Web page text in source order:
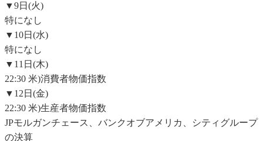
▼9日(火)
特になし
▼10日(水)
特になし
▼11日(木)
22:30 米)消費者物価指数
▼12日(金)
22:30 米)生産者物価指数
JPモルガンチェース、バンクオブアメリカ、シティグループ
の決算